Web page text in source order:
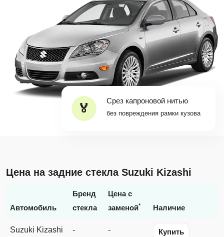
Срез капроновой нитью
без повреждения рамки кузова
Цена на задние стекла Suzuki Kizashi
Автомобиль
Бренд
стекла
Цена с
заменой* Наличие
Suzuki Kizashi
- - Купить